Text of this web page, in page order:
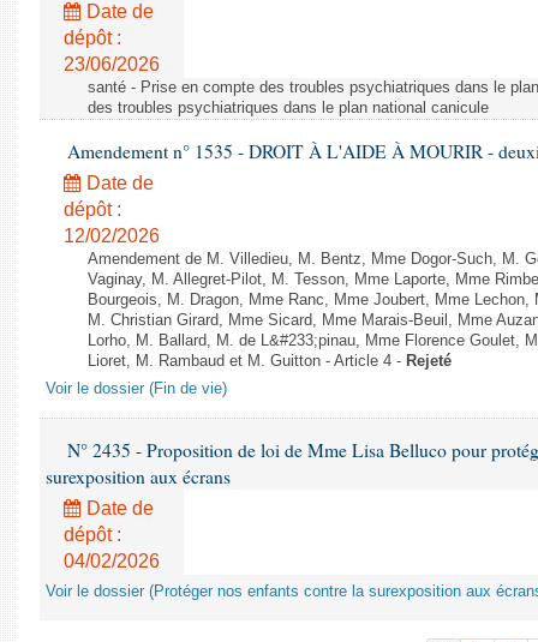
Date de
dépôt :
23/06/2026
santé - Prise en compte des troubles psychiatriques dans le
des troubles psychiatriques dans le plan national canicule
Amendement n° 1535 - DROIT À L'AIDE À MOURIR -
Date de
dépôt :
12/02/2026
Amendement de M. Villedieu, M. Bentz, Mme Dogor-Such, M.
Vaginay, M. Allegret-Pilot, M. Tesson, Mme Laporte, Mme
Bourgeois, M. Dragon, Mme Ranc, Mme Joubert, Mme
M. Christian Girard, Mme Sicard, Mme Marais-Beuil, Mme
Lorho, M. Ballard, M. de L&#233;pinau, Mme Florence Goulet,
Lioret, M. Rambaud et M. Guitton - Article 4 - Rejeté
Voir le dossier (Fin de vie)
N° 2435 - Proposition de loi de Mme Lisa Belluco pour
surexposition aux écrans
Date de
dépôt :
04/02/2026
Voir le dossier (Protéger nos enfants contre la surexposition aux